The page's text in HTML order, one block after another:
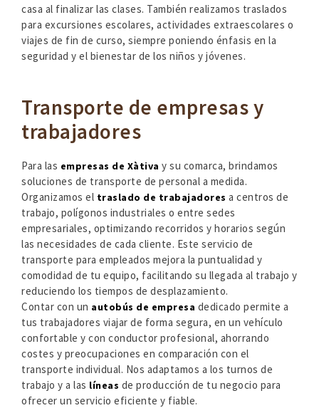
casa al finalizar las clases. También realizamos traslados
para excursiones escolares, actividades extraescolares o
viajes de fin de curso, siempre poniendo énfasis en la
seguridad y el bienestar de los niños y jóvenes.
Transporte de empresas y
trabajadores
Para las empresas de Xàtiva y su comarca, brindamos
soluciones de transporte de personal a medida.
Organizamos el traslado de trabajadores a centros de
trabajo, polígonos industriales o entre sedes
empresariales, optimizando recorridos y horarios según
las necesidades de cada cliente. Este servicio de
transporte para empleados mejora la puntualidad y
comodidad de tu equipo, facilitando su llegada al trabajo y
reduciendo los tiempos de desplazamiento.
Contar con un autobús de empresa dedicado permite a
tus trabajadores viajar de forma segura, en un vehículo
confortable y con conductor profesional, ahorrando
costes y preocupaciones en comparación con el
transporte individual. Nos adaptamos a los turnos de
trabajo y a las líneas de producción de tu negocio para
ofrecer un servicio eficiente y fiable.